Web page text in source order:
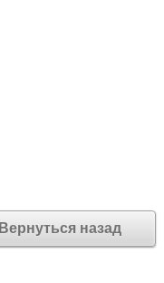
Вернуться назад